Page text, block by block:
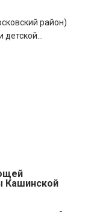
район)
детской...
Кашинской